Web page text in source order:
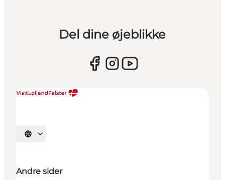
Del dine øjeblikke
Vælg sprog
Andre sider